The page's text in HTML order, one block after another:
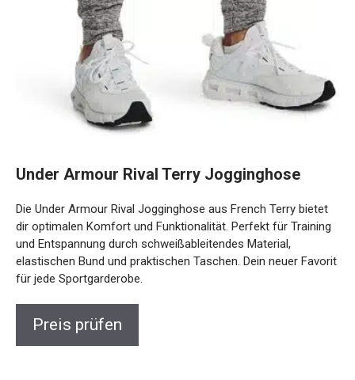
Die Under Armour Rival Jogginghose aus French Terry
bietet dir optimalen Komfort und Funktionalität. Perfekt für
Training und Entspannung durch schweißableitendes
Material, elastischen Bund und praktischen Taschen. Dein
neuer Favorit für jede Sportgarderobe.
Preis prüfen